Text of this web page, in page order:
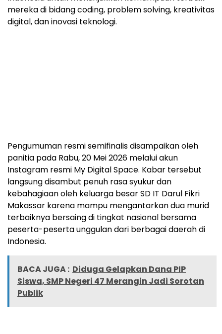
mereka di bidang coding, problem solving, kreativitas
digital, dan inovasi teknologi.
Pengumuman resmi semifinalis disampaikan oleh
panitia pada Rabu, 20 Mei 2026 melalui akun
Instagram resmi My Digital Space. Kabar tersebut
langsung disambut penuh rasa syukur dan
kebahagiaan oleh keluarga besar SD IT Darul Fikri
Makassar karena mampu mengantarkan dua murid
terbaiknya bersaing di tingkat nasional bersama
peserta-peserta unggulan dari berbagai daerah di
Indonesia.
BACA JUGA : Diduga Gelapkan Dana PIP
Siswa, SMP Negeri 47 Merangin Jadi Sorotan
Publik